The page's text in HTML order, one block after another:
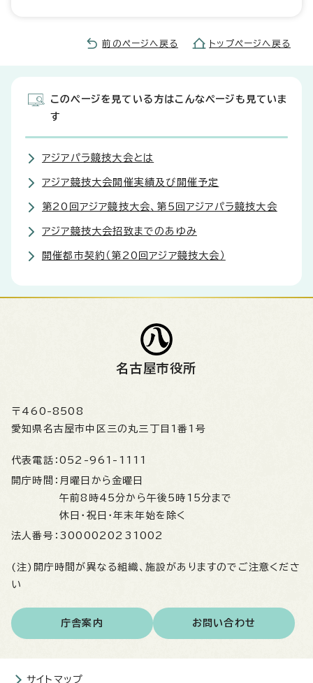
前のページへ戻る トップページへ戻る
このページを見ている方はこんなページも見ていま
す
アジアパラ競技大会とは
アジア競技大会開催実績及び開催予定
第20回アジア競技大会、第5回アジアパラ競技大会
アジア競技大会招致までのあゆみ
開催都市契約（第20回アジア競技大会）
名古屋市役所
〒460-8508
愛知県名古屋市中区三の丸三丁目1番1号
代表電話： 052-961-1111
開庁時間： 月曜日から金曜日
午前8時45分から午後5時15分まで
休日・祝日・年末年始を除く
法人番号： 3000020231002
(注)開庁時間が異なる組織、施設がありますのでご注意くださ
い
庁舎案内 お問い合わせ
サイトマップ